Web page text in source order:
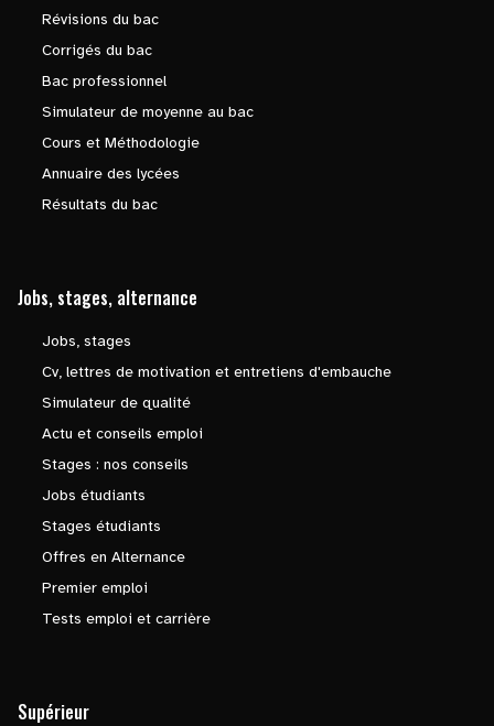
Révisions du bac
Corrigés du bac
Bac professionnel
Simulateur de moyenne au bac
Cours et Méthodologie
Annuaire des lycées
Résultats du bac
Jobs, stages, alternance
Jobs, stages
Cv, lettres de motivation et entretiens d'embauche
Simulateur de qualité
Actu et conseils emploi
Stages : nos conseils
Jobs étudiants
Stages étudiants
Offres en Alternance
Premier emploi
Tests emploi et carrière
Supérieur